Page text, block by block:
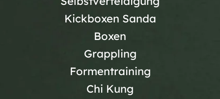
Kickboxen Sanda
Boxen
Grappling
Formentraining
Chi Kung